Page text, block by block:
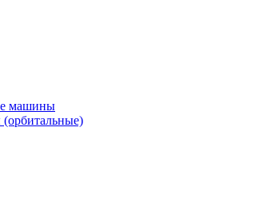
машины